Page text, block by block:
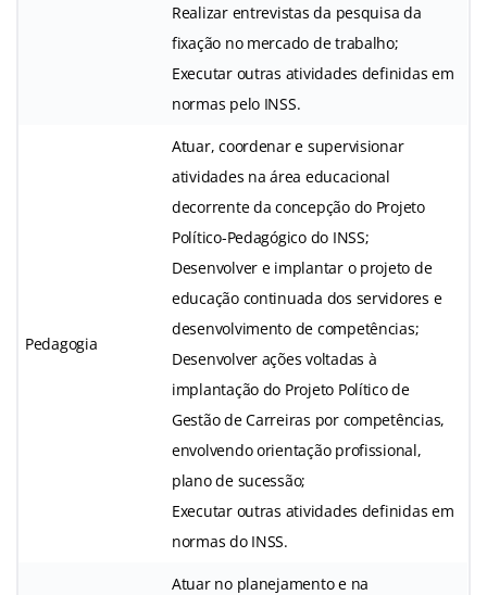
Realizar entrevistas da pesquisa da
fixação no mercado de trabalho;
Executar outras atividades definidas em
normas pelo INSS.
Pedagogia
Atuar, coordenar e supervisionar
atividades na área educacional
decorrente da concepção do Projeto
Político-Pedagógico do INSS;
Desenvolver e implantar o projeto de
educação continuada dos servidores e
desenvolvimento de competências;
Desenvolver ações voltadas à
implantação do Projeto Político de
Gestão de Carreiras por competências,
envolvendo orientação profissional,
plano de sucessão;
Executar outras atividades definidas em
normas do INSS.
Atuar no planejamento e na